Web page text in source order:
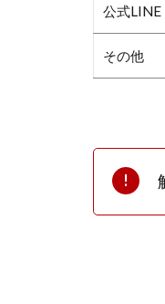
公式LINE
その他